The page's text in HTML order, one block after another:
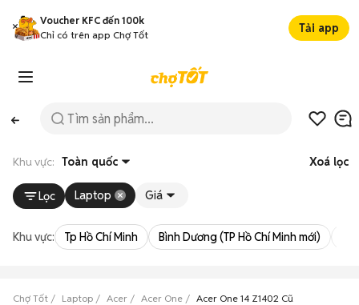
Voucher KFC đến 100k
Chỉ có trên app Chợ Tốt
Tải app
Khu vực: Toàn quốc Xoá lọc
Lọc Laptop Giá
Khu vực: Tp Hồ Chí Minh Bình Dương (TP Hồ Chí Minh mới)
Chợ Tốt Laptop Acer Acer One Acer One 14 Z1402 Cũ